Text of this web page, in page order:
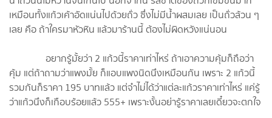
เหมือนทั้งแก้วเค้าอัดแน่นไปด้วยถั่ว ซึ่งไม่มีน้ำผสมเลย เป็นถั่วล้วน ๆ
เลย คือ ถ้าใครมาหัวหิน แล้วมาร้านนี้ ต้องไม่ผิดหวังแน่นอน
อยากรู้มั้ยว่า 2 แก้วนี้ราคาเท่าไหร่ ถ้าเอาความคุ้มก็ถือว่า
คุ้ม แต่ถ้าถามว่าแพงมั้ย ก็แอบแพงนิดนึงเหมือนกัน เพราะ 2 แก้วนี้
รวมกันก็ราคา 195 บาทแล้ว แต่จำไม่ได้ว่าแต่ละแก้วราคาเท่าไหร่ แค่รู้
ว่าแก้วนึงก็เกือบร้อยแล้ว 555+ เพราะงั้นอย่ารู้ราคาเลยเดี๋ยวจะตกใจ